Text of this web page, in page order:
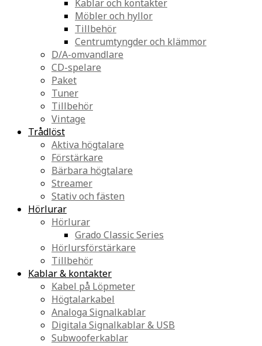
Kablar och kontakter
Möbler och hyllor
Tillbehör
Centrumtyngder och klämmor
D/A-omvandlare
CD-spelare
Paket
Tuner
Tillbehör
Vintage
Trådlöst
Aktiva högtalare
Förstärkare
Bärbara högtalare
Streamer
Stativ och fästen
Hörlurar
Hörlurar
Grado Classic Series
Hörlursförstärkare
Tillbehör
Kablar & kontakter
Kabel på Löpmeter
Högtalarkabel
Analoga Signalkablar
Digitala Signalkablar & USB
Subwooferkablar